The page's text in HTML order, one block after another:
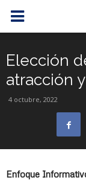
Elección
atracción
4 octubre, 2022
Enfoque